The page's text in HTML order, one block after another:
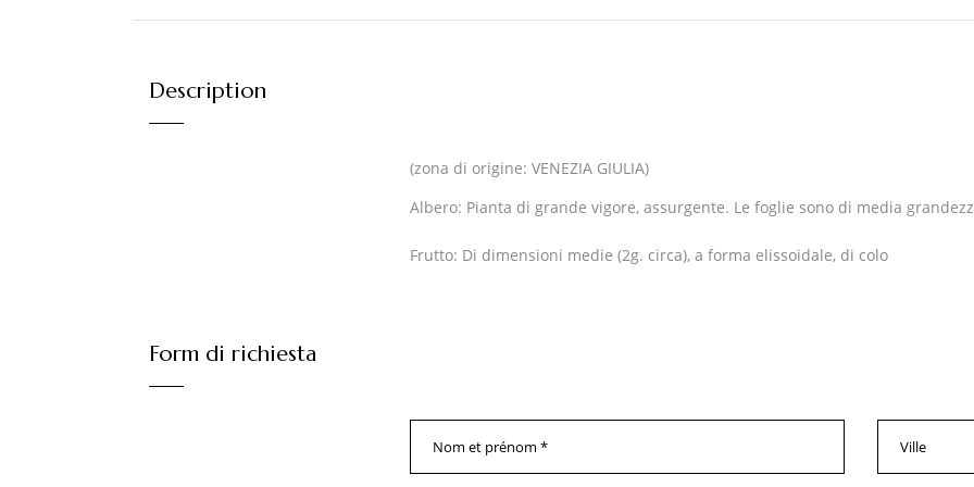
Description
(zona di origine: VENEZIA GIULIA)
Albero: Pianta di grande vigore, assurgente. Le foglie sono di media
Frutto: Di dimensioni medie (2g. circa), a forma elissoidale, di colo
Form di richiesta